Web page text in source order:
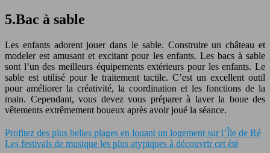
5.Bac à sable
Les enfants adorent jouer dans le sable. Construire un château et
modeler est amusant et excitant pour les enfants. Les bacs à sable
sont l’un des meilleurs équipements extérieurs pour les enfants. Le
sable est utilisé pour le traitement tactile. C’est un excellent outil
pour améliorer la créativité, la coordination et les fonctions de la
main. Cependant, vous devez vous préparer à laver la boue des
vêtements extrêmement boueux après avoir joué la séance.
Profitez des plus belles plages en louant un logement sur l’Île de Ré
Les festivals de musique les plus atypiques à découvrir cet été